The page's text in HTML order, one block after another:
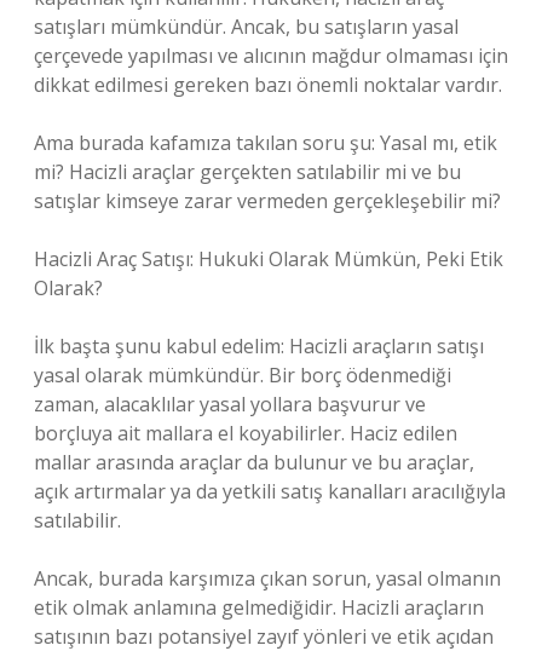
satışları mümkündür. Ancak, bu satışların yasal
çerçevede yapılması ve alıcının mağdur olmaması için
dikkat edilmesi gereken bazı önemli noktalar vardır.
Ama burada kafamıza takılan soru şu: Yasal mı, etik
mi? Hacizli araçlar gerçekten satılabilir mi ve bu
satışlar kimseye zarar vermeden gerçekleşebilir mi?
Hacizli Araç Satışı: Hukuki Olarak Mümkün, Peki Etik
Olarak?
İlk başta şunu kabul edelim: Hacizli araçların satışı
yasal olarak mümkündür. Bir borç ödenmediği
zaman, alacaklılar yasal yollara başvurur ve
borçluya ait mallara el koyabilirler. Haciz edilen
mallar arasında araçlar da bulunur ve bu araçlar,
açık artırmalar ya da yetkili satış kanalları aracılığıyla
satılabilir.
Ancak, burada karşımıza çıkan sorun, yasal olmanın
etik olmak anlamına gelmediğidir. Hacizli araçların
satışının bazı potansiyel zayıf yönleri ve etik açıdan